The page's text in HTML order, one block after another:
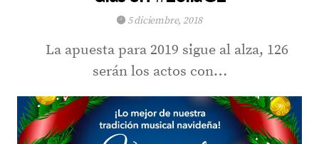
5 diciembre, 2018
La apuesta para 2019 sigue al alza, 126
serán los actos con…